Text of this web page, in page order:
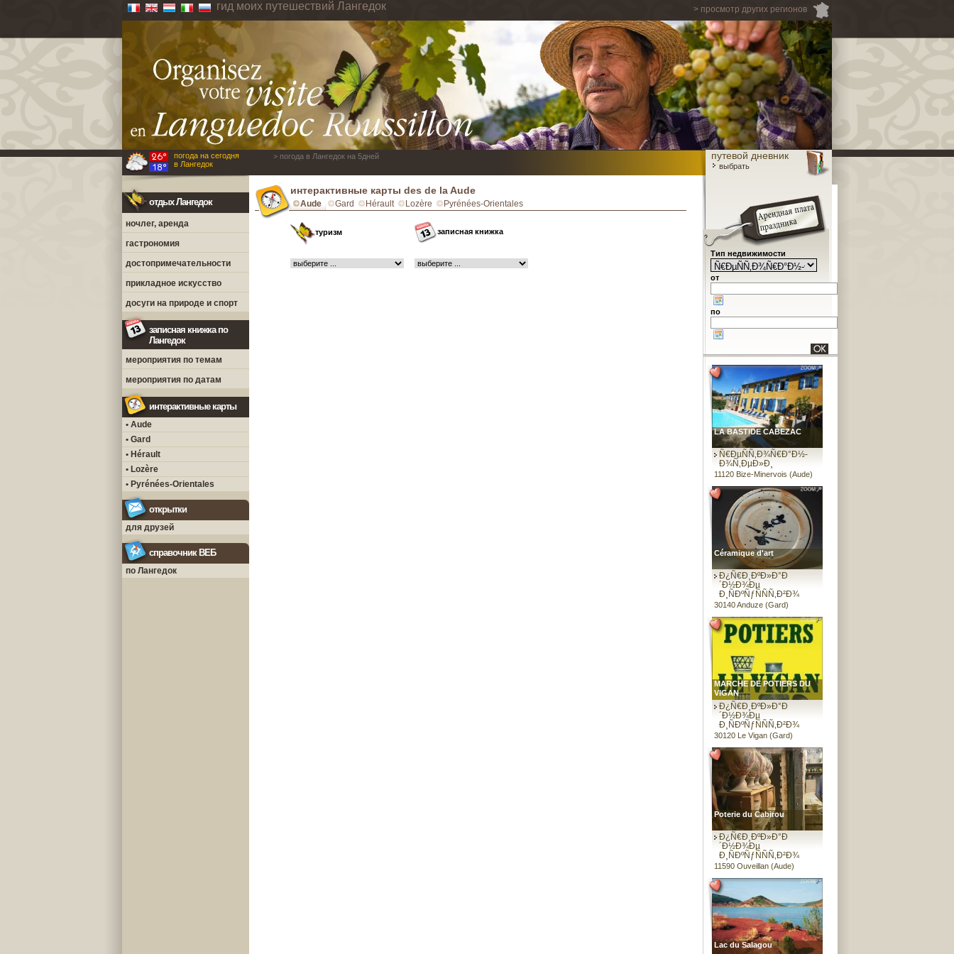
> просмотр других регионов
гид моих путешествий Лангедок
погода на сегодня
в Лангедок
> погода в Лангедок на 5дней путевой дневник
выбрать
отдых Лангедок
ночлег, аренда
гастрономия
достопримечательности
прикладное искусство
досуги на природе и спорт
записная книжка по
Лангедок
мероприятия по темам
мероприятия по датам
интерактивные карты
• Aude
• Gard
• Hérault
• Lozère
• Pyrénées-Orientales
открытки
для друзей
справочник ВЕБ
по Лангедок
интерактивные карты des de la Aude
Aude Gard Hérault Lozère Pyrénées-Orientales
туризм записная книжка
Тип недвижимости
от
по
LA BASTIDE CABEZAC
Ñ€ÐµÑÑ‚Ð¾Ñ€Ð°Ð½-
Ð¾Ñ‚ÐµÐ»Ð¸
11120 Bize-Minervois (Aude)
Céramique d'art
Ð¿Ñ€Ð¸ÐºÐ»Ð°Ð
´Ð½Ð¾Ðµ
Ð¸ÑÐºÑƒÑÑÑ‚Ð²Ð¾
30140 Anduze (Gard)
MARCHE DE POTIERS DU
VIGAN
Ð¿Ñ€Ð¸ÐºÐ»Ð°Ð
´Ð½Ð¾Ðµ
Ð¸ÑÐºÑƒÑÑÑ‚Ð²Ð¾
30120 Le Vigan (Gard)
Poterie du Cabirou
Ð¿Ñ€Ð¸ÐºÐ»Ð°Ð
´Ð½Ð¾Ðµ
Ð¸ÑÐºÑƒÑÑÑ‚Ð²Ð¾
11590 Ouveillan (Aude)
Lac du Salagou